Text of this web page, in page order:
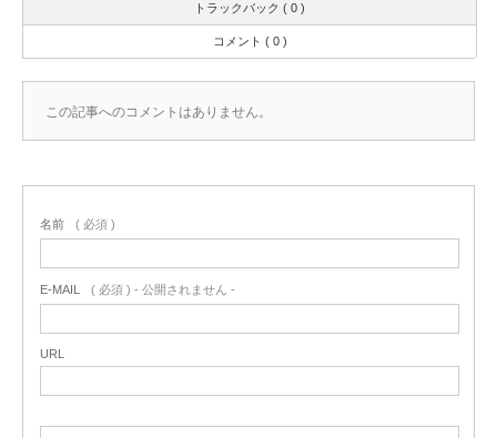
トラックバック ( 0 )
コメント ( 0 )
この記事へのコメントはありません。
名前 ( 必須 )
E-MAIL ( 必須 ) - 公開されません -
URL